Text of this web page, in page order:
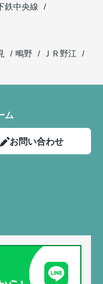
鉄中央線
鴫野
ＪＲ野江
ム
お問い合わせ